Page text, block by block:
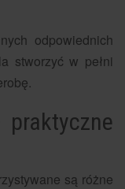
odpowiednich
stworzyć w pełni
praktyczne
są różne